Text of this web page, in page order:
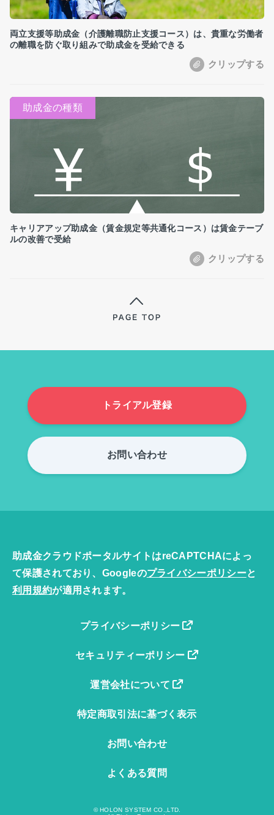
両立支援等助成金（介護離職防止支援コース）は、貴重な労働者
の離職を防ぐ取り組みで助成金を受給できる
キャリアアップ助成金（賃金規定等共通化コース）は賃金テーブ
ルの改善で受給
トライアル登録
お問い合わせ
助成金クラウドポータルサイトはreCAPTCHAによっ
て保護されており、Googleのプライバシーポリシーと
利用規約が適用されます。
プライバシーポリシー
セキュリティーポリシー
運営会社について
特定商取引法に基づく表示
お問い合わせ
よくある質問
© HOLON SYSTEM CO.,LTD.